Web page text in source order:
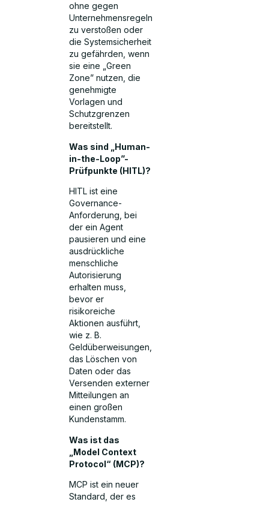
ohne gegen
Unternehmensregeln
zu verstoßen oder
die Systemsicherheit
zu gefährden, wenn
sie eine „Green
Zone” nutzen, die
genehmigte
Vorlagen und
Schutzgrenzen
bereitstellt.
Was sind „Human-
in-the-Loop”-
Prüfpunkte (HITL)?
HITL ist eine
Governance-
Anforderung, bei
der ein Agent
pausieren und eine
ausdrückliche
menschliche
Autorisierung
erhalten muss,
bevor er
risikoreiche
Aktionen ausführt,
wie z. B.
Geldüberweisungen,
das Löschen von
Daten oder das
Versenden externer
Mitteilungen an
einen großen
Kundenstamm.
Was ist das
„Model Context
Protocol“ (MCP)?
MCP ist ein neuer
Standard, der es